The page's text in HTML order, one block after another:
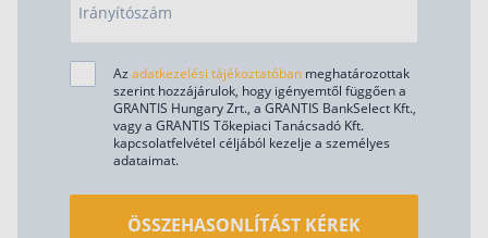
Irányítószám
Az adatkezelési tájékoztatóban meghatározottak
szerint hozzájárulok, hogy igényemtől függően a
GRANTIS Hungary Zrt., a GRANTIS BankSelect Kft.,
vagy a GRANTIS Tőkepiaci Tanácsadó Kft.
kapcsolatfelvétel céljából kezelje a személyes
adataimat.
ÖSSZEHASONLÍTÁST KÉREK